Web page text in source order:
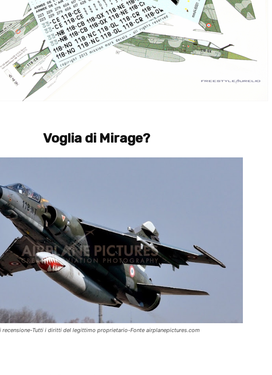
Voglia di Mirage?
recensione-Tutti i diritti del legittimo proprietario-Fonte airplanepictures.com